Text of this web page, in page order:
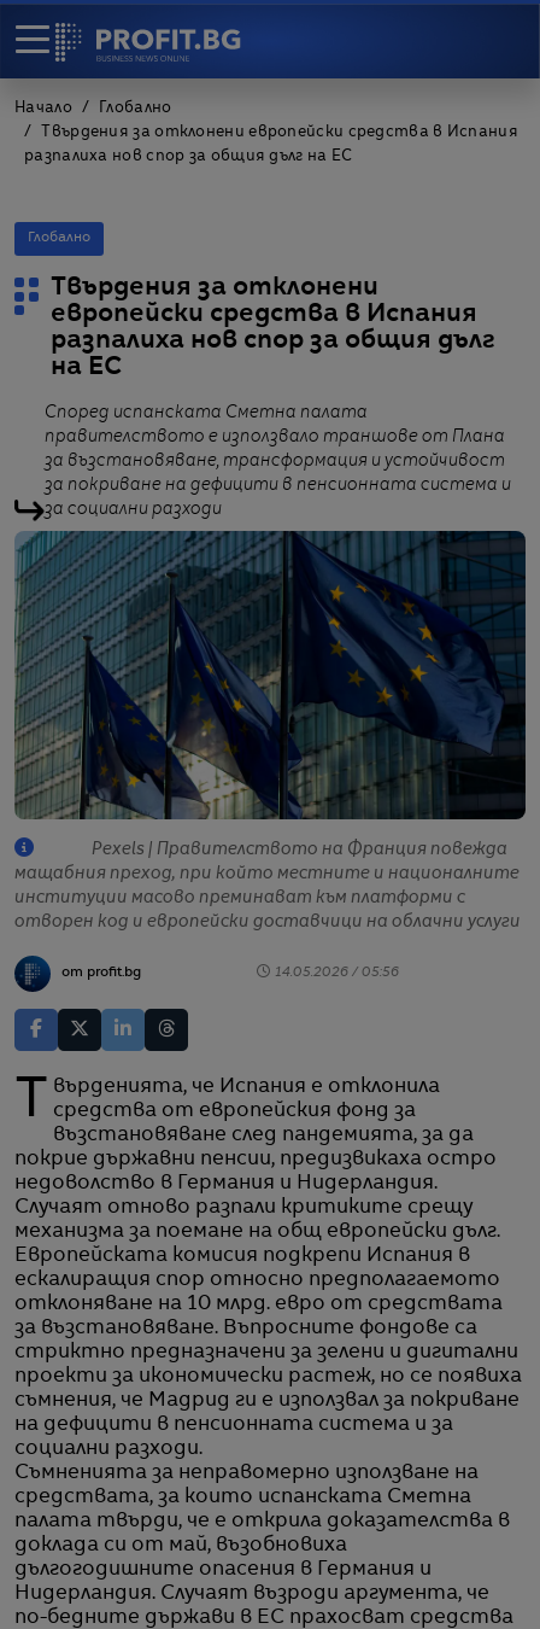
Начало
Глобално
Твърдения за отклонени европейски средства в Испания
разпалиха нов спор за общия дълг на ЕС
Глобално
Твърдения за отклонени
европейски средства в Испания
разпалиха нов спор за общия дълг
на ЕС
Според испанската Сметна палата
правителството е използвало траншове от Плана
за възстановяване, трансформация и устойчивост
за покриване на дефицити в пенсионната система и
за социални разходи
Pexels | Правителството на Франция повежда
мащабния преход, при който местните и националните
институции масово преминават към платформи с
отворен код и европейски доставчици на облачни услуги
от profit.bg 14.05.2026 / 05:56
Твърденията, че Испания е отклонила
средства от европейския фонд за
възстановяване след пандемията, за да
покрие държавни пенсии, предизвикаха остро
недоволство в Германия и Нидерландия.
Случаят отново разпали критиките срещу
механизма за поемане на общ европейски дълг.
Европейската комисия подкрепи Испания в
ескалиращия спор относно предполагаемото
отклоняване на 10 млрд. евро от средствата
за възстановяване. Въпросните фондове са
стриктно предназначени за зелени и дигитални
проекти за икономически растеж, но се появиха
съмнения, че Мадрид ги е използвал за покриване
на дефицити в пенсионната система и за
социални разходи.
Съмненията за неправомерно използване на
средствата, за които испанската Сметна
палата твърди, че е открила доказателства в
доклада си от май, възобновиха
дългогодишните опасения в Германия и
Нидерландия. Случаят възроди аргумента, че
по-бедните държави в ЕС прахосват средства